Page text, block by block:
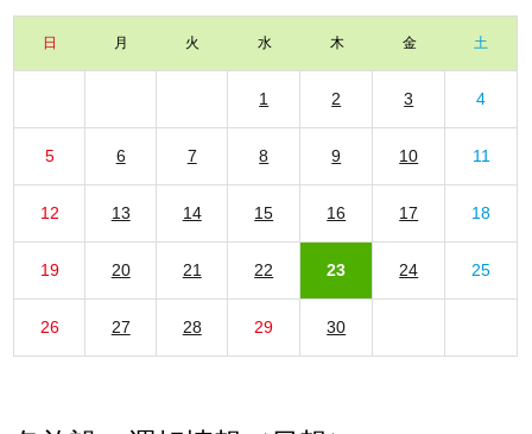
日 月 火 水 木 金 土
1 2 3 4
5 6 7 8 9 10 11
12 13 14 15 16 17 18
19 20 21 22 23 24 25
26 27 28 29 30